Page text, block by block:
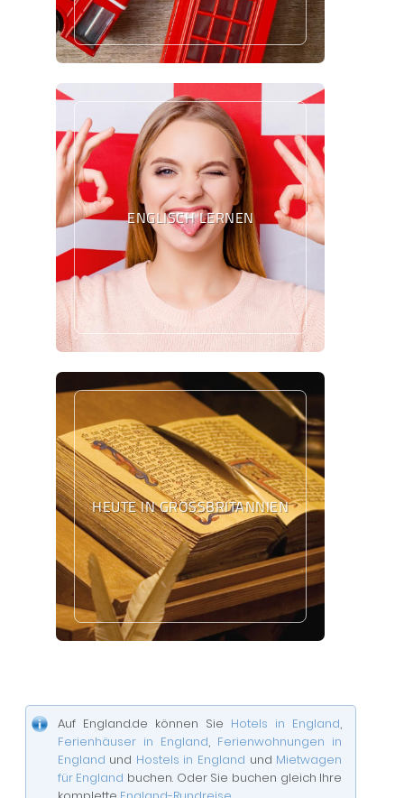
ENGLISCH LERNEN
HEUTE IN GROSSBRITANNIEN
Auf England.de können Sie Hotels in England,
Ferienhäuser in England, Ferienwohnungen in
England und Hostels in England und Mietwagen
für England buchen. Oder Sie buchen gleich Ihre